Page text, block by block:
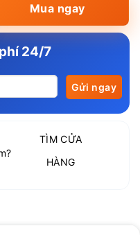
Mua ngay
24/7
TÌM CỬA
HÀNG